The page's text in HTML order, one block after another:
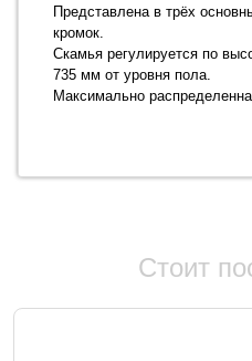
Представлена в трёх
кромок.
Скамья регулируется по
735 мм от уровня пола.
Максимально
Стоит